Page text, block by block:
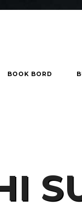
BOOK BORD